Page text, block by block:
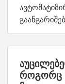
როგორც